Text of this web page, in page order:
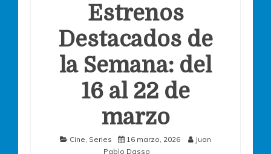
Estrenos
Destacados de
la Semana: del
16 al 22 de
marzo
Cine Series 16 marzo, 2026
Juan
Pablo Dasso